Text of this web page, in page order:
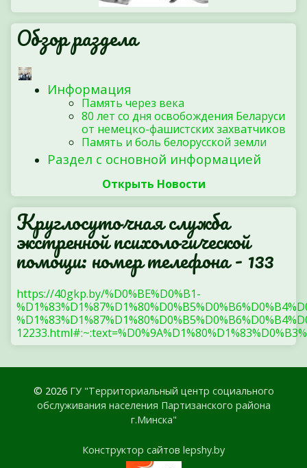
Обзор раздела
Информация
Память через века
80 лет со дня освобождения Беларуси
от немецко-фашистских захватчиков
Память и боль белорусской земли
Раздел с основной информацией
Открыть Новости
Круглосуточная служба
экстренной психологической
помощи: номер телефона - 133
https://40gkp.by/%D0%BE%D0%B1-
© 2026 ГУ "Территориальный центр социального
обслуживания населения Партизанского района
г.Минска"
Конструктор сайтов lepshy.by